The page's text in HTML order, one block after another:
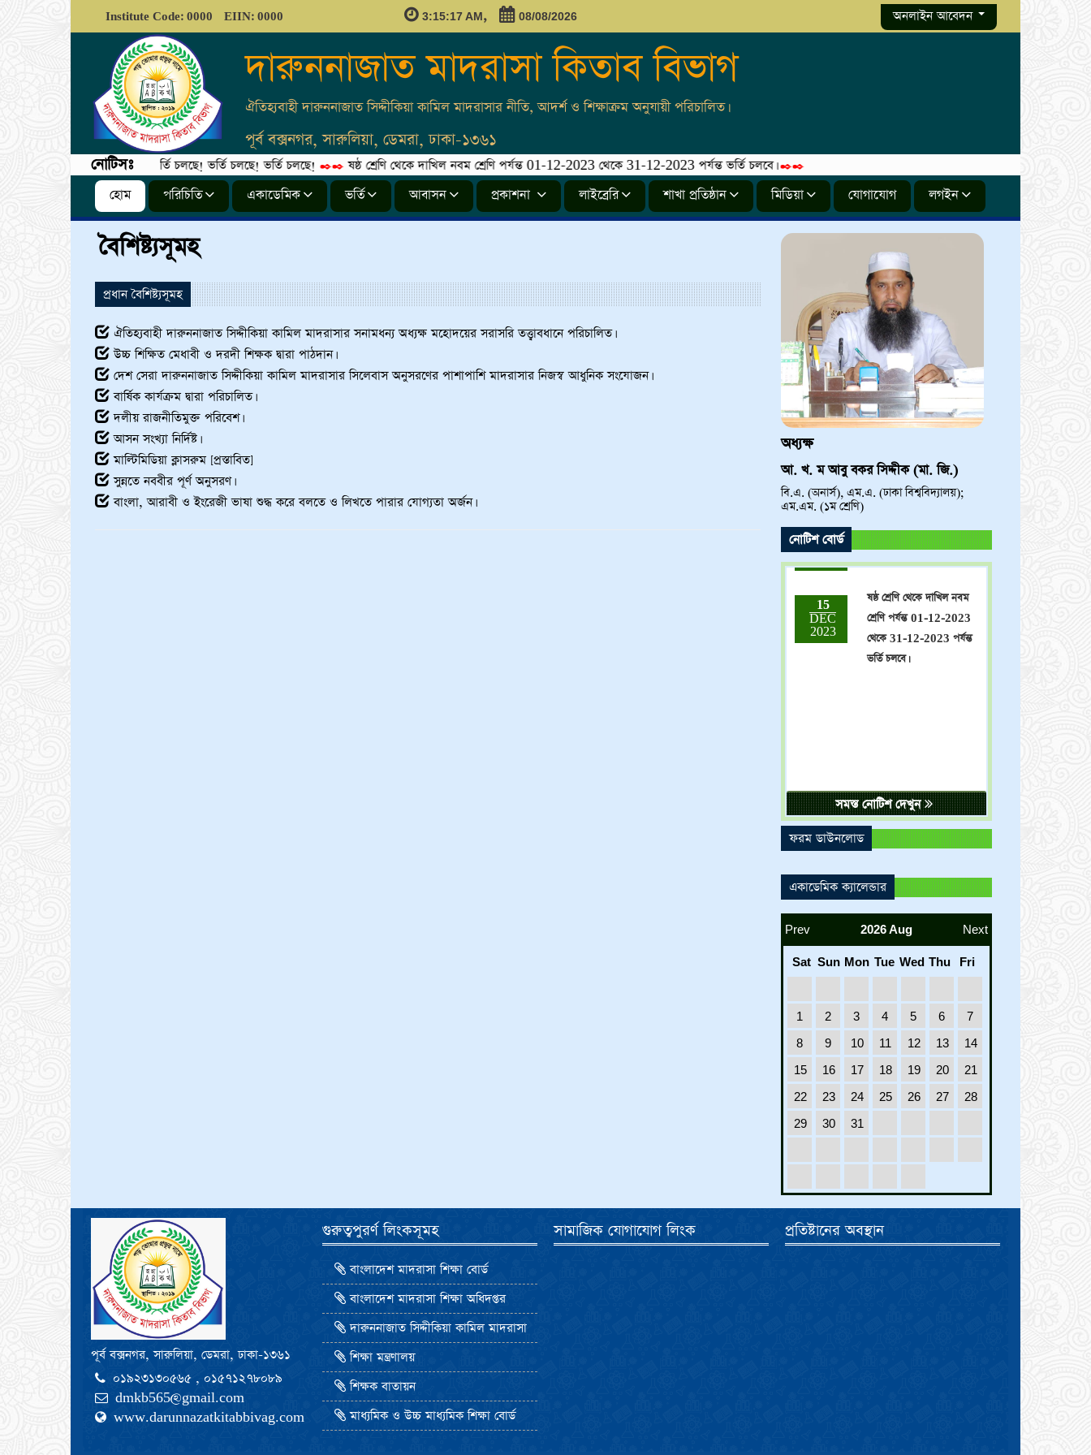
Institute Code: 0000 EIIN: 0000 3:15:17 AM, 08/08/2026 অনলাইন আবেদন
দারুননাজাত মাদরাসা কিতাব বিভাগ
ঐতিহ্যবাহী দারুননাজাত সিদ্দীকিয়া কামিল মাদরাসার নীতি, আদর্শ ও শিক্ষাক্রম অনুযায়ী পরিচালিত।
পূর্ব বক্সনগর, সারুলিয়া, ডেমরা, ঢাকা-১৩৬১
নোটিসঃভর্তি চলছে! ভর্তি চলছে! ভর্তি চলছে! ✒️✒️ ষষ্ঠ শ্রেণি থেকে দাখিল নবম শ্রেণি পর্যন্ত 01-12-2023 থেকে 31-12-2023 পর্যন্ত ভর্তি চলবে। ✒️✒️
h6>
হোম পরিচিতি একাডেমিক ভর্তি আবাসন প্রকাশনা লাইব্রেরি শাখা প্রতিষ্ঠান মিডিয়া যোগাযোগ লগইন
বৈশিষ্ট্যসূমহ
প্রধান বৈশিষ্ট্যসূমহ
ঐতিহ্যবাহী দারুননাজাত সিদ্দীকিয়া কামিল মাদরাসার সনামধন্য অধ্যক্ষ মহোদয়ের সরাসরি তত্ত্বাবধানে পরিচালিত।
উচ্চ শিক্ষিত মেধাবী ও দরদী শিক্ষক দ্বারা পাঠদান।
দেশ সেরা দারুননাজাত সিদ্দীকিয়া কামিল মাদরাসার সিলেবাস অনুসরণের পাশাপাশি মাদরাসার নিজস্ব আধুনিক সংযোজন।
বার্ষিক কার্যক্রম দ্বারা পরিচালিত।
দলীয় রাজনীতিমুক্ত পরিবেশ।
আসন সংখ্যা নির্দিষ্ট।
মাল্টিমিডিয়া ক্লাসরুম [প্রস্তাবিত]
সুন্নতে নববীর পূর্ণ অনুসরণ।
বাংলা, আরাবী ও ইংরেজী ভাষা শুদ্ধ করে বলতে ও লিখতে পারার যোগ্যতা অর্জন।
অধ্যক্ষ
আ. খ. ম আবু বকর সিদ্দীক (মা. জি.)
বি.এ. (অনার্স), এম.এ. (ঢাকা বিশ্ববিদ্যালয়);
এম.এম. (১ম শ্রেণি)
নোটিশ বোর্ড
15
DEC
2023
ভর্তি চলছে! ভর্তি চলছে! ভর্তি
15
2023
ষষ্ঠ শ্রেণি থেকে দাখিল নবম
শ্রেণি পর্যন্ত 01-12-2023
থেকে 31-12-2023 পর্যন্ত
ভর্তি চলবে।
সমস্ত নোটিশ দেখুন
ফরম ডাউনলোড
একাডেমিক ক্যালেন্ডার
Prev 2026 Aug Next
Sat Sun Mon Tue Wed Thu Fri
1 2 3 4 5 6
7
8
9 10 11 12 13
14
15
16 17 18 19 20
21
22
23 24 25 26 27
28
29
30 31
পূর্ব বক্সনগর, সারুলিয়া, ডেমরা, ঢাকা-১৩৬১
০১৯২৩১৩০৫৬৫ , ০১৫৭১২৭৮০৮৯
dmkb565@gmail.com
www.darunnazatkitabbivag.com
গুরুত্বপুরর্ণ লিংকসূমহ
বাংলাদেশ মাদরাসা শিক্ষা বোর্ড
বাংলাদেশ মাদরাসা শিক্ষা অধিদপ্তর
দারুননাজাত সিদ্দীকিয়া কামিল মাদরাসা
শিক্ষা মন্ত্রণালয়
শিক্ষক বাতায়ন
মাধ্যমিক ও উচ্চ মাধ্যমিক শিক্ষা বোর্ড
সামাজিক যোগাযোগ লিংক প্রতিষ্টানের অবস্থান